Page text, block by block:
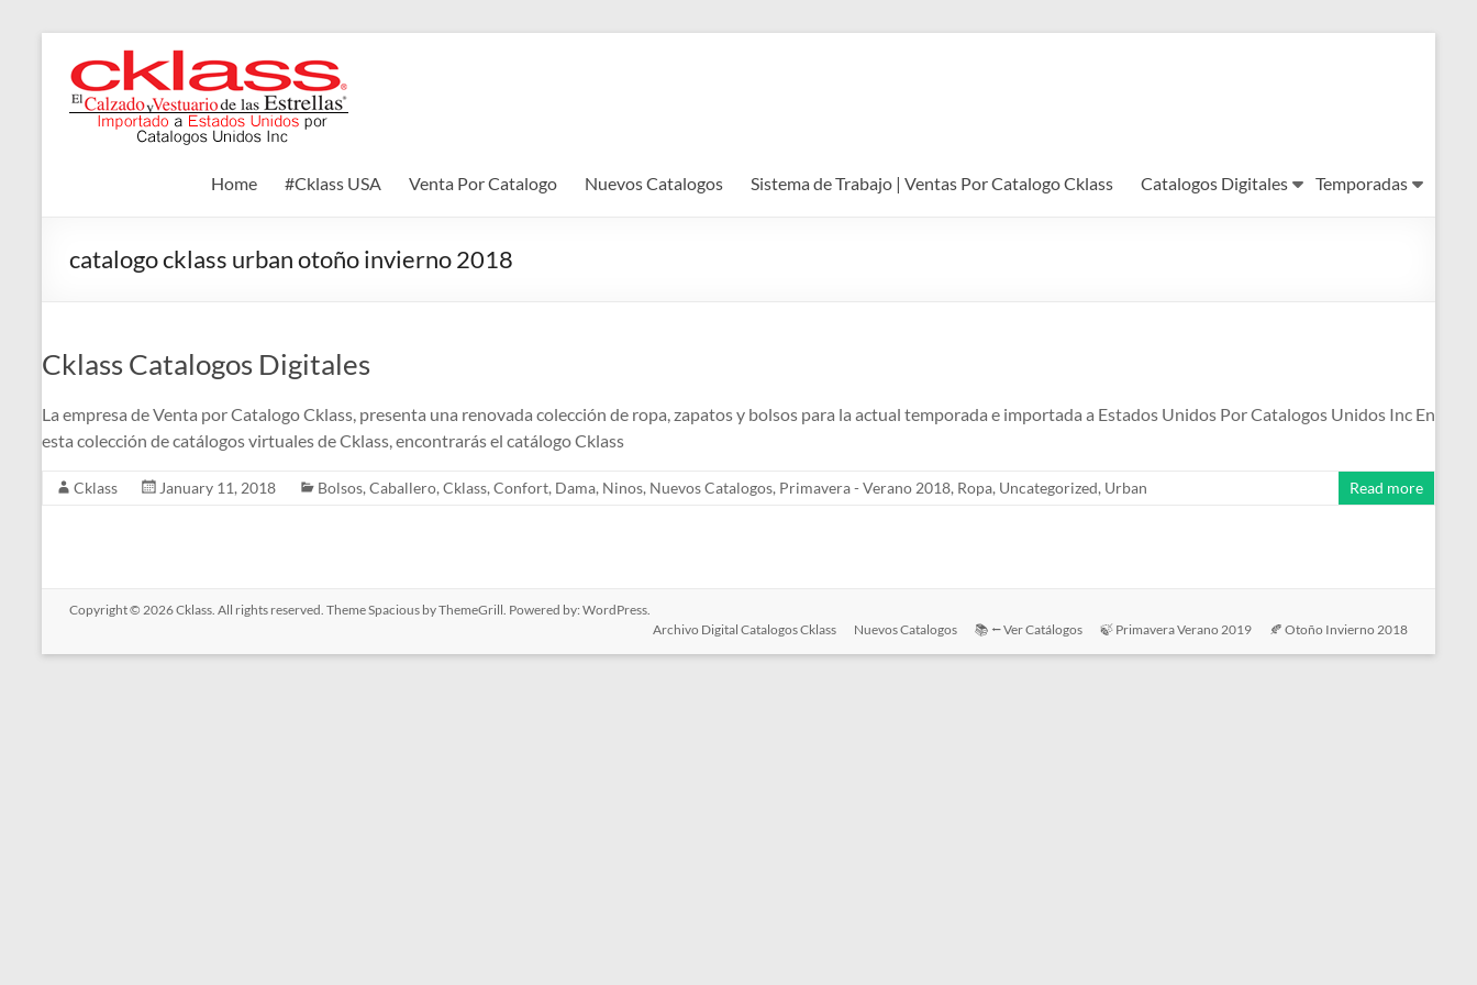
content
Cklass
El
las
Home #Cklass USA Venta Por Catalogo Nuevos Catalogos Sistema de Trabajo | Ventas Por Catalogo Cklass Catalogos Digitales Temporadas
catalogo cklass urban otoño invierno 2018
Cklass Catalogos Digitales
La empresa de Venta por Catalogo Cklass, presenta una renovada colección de ropa, zapatos y bolsos para la actual temporada e importada a Estados Unidos Por Catalogos Unidos Inc En
esta colección de catálogos virtuales de Cklass, encontrarás el catálogo Cklass
Cklass January 11, 2018 Bolsos, Caballero, Cklass, Confort, Dama, Ninos, Nuevos Catalogos, Primavera - Verano 2018, Ropa, Uncategorized, Urban Read more
Copyright © 2026Cklass. All rights reserved. ThemeSpacious by ThemeGrill. Powered by: WordPress.
Archivo Digital Catalogos Cklass
Nuevos Catalogos 📚 ⭠ Ver Catálogos 🍃 Primavera Verano 2019 🍂 Otoño Invierno 2018